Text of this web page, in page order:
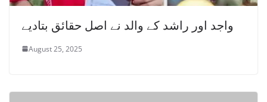
واجد اور راشد کے والد نے اصل حقائق بتادیے
August 25, 2025